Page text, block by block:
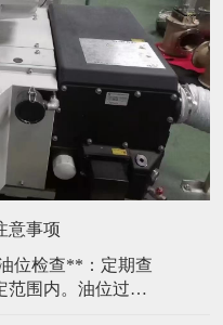
意事项
位检查**：定期查
范围内。油位过低